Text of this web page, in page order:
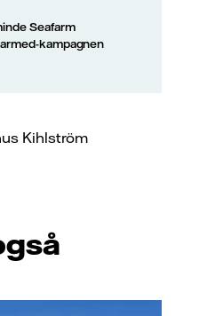
Seafarm
kampagnen
Kihlström